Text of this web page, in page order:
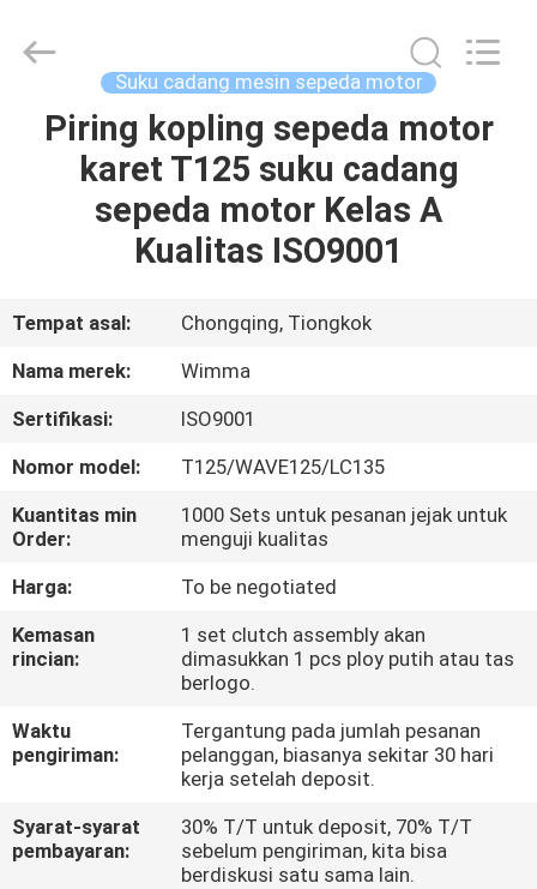
RUMAH
PRODUK
TENTANG
TUR
PABRIK
KONTROL
KUALITAS
KUTIPAN
Spare
Parts
Reserved.
Suku cadang mesin sepeda motor
Piring kopling sepeda motor
karet T125 suku cadang
sepeda motor Kelas A
Kualitas ISO9001
Tempat asal:
Chongqing, Tiongkok
Nama merek:
Wimma
Sertifikasi:
ISO9001
Nomor model:
T125/WAVE125/LC135
Kuantitas min
Order:
1000 Sets untuk pesanan jejak untuk
menguji kualitas
Harga:
To be negotiated
Kemasan
rincian:
1 set clutch assembly akan
dimasukkan 1 pcs ploy putih atau tas
berlogo.
Waktu
pengiriman:
Tergantung pada jumlah pesanan
pelanggan, biasanya sekitar 30 hari
kerja setelah deposit.
Syarat-syarat
pembayaran:
30% T/T untuk deposit, 70% T/T
sebelum pengiriman, kita bisa
berdiskusi satu sama lain.